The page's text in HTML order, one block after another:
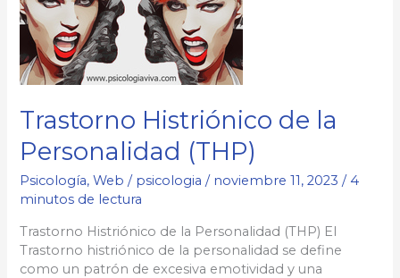
Trastorno Histriónico de la
Personalidad (THP)
Psicología,Web / psicologia/ noviembre 11, 2023/ 4
minutos de lectura
Trastorno Histriónico de la Personalidad (THP) El
Trastorno histriónico de la personalidad se define
como un patrón de excesiva emotividad y una